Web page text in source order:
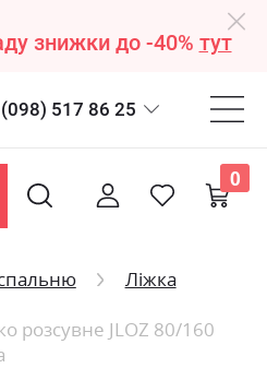
знижки до -40% тут
(098) 517 86 25
0
Ліжка
розсувне JLOZ 80/160